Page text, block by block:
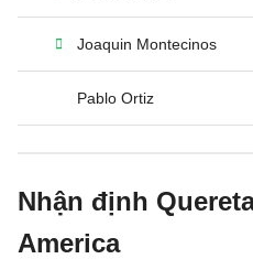
Joaquin Montecinos
Pablo Ortiz
Nhận định
America